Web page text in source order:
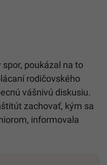
poukázal na to
rodičovského
vášnivú diskusiu.
zachovať, kým sa
informovala